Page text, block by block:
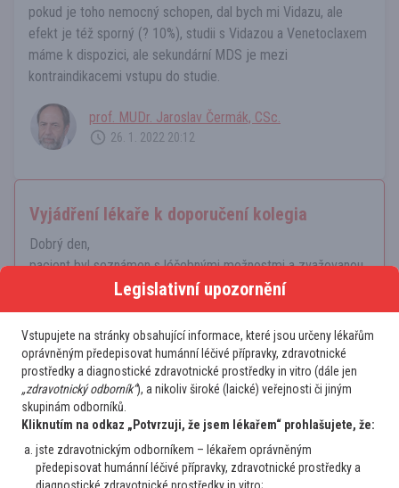
pokud je toho nemocný schopen, dal bych mi Vidazu, ale
efekt je též sporný (? 10%), studii s Vidazou a Venetoclaxem
máme k dispozici, ale sekundární MDS je mezi
kontraindikacemi vstupu do studie.
prof. MUDr. Jaroslav Čermák, CSc.
26. 1. 2022 20:12
Vyjádření lékaře k doporučení kolegia
Dobrý den,
pacient byl seznámen s léčebnými možnostmi a zvažovanou
konsultaci stran léčby azacytidinem odmítl, preferuje
substituční a podpůrnou léčbu.
Děkuji za vaše názory a spolupráci.
Tazatel byl s doporučeními spokojen
Na doplněnou žádost bohužel musím reagovat stejně,
nemocný je indikován k léčbě Vidazou pokud je v dobrém
stavu, cytopenii nevidím jako zásadní překážku léčby, léčbu
Legislativní upozornění
Vstupujete na stránky obsahující informace, které jsou určeny lékařům
oprávněným předepisovat humánní léčivé přípravky, zdravotnické
prostředky a diagnostické zdravotnické prostředky in vitro (dále jen
„zdravotnický odborník“), a nikoliv široké (laické) veřejnosti či jiným
skupinám odborníků.
Kliknutím na odkaz „Potvrzuji, že jsem lékařem“ prohlašujete, že:
jste zdravotnickým odborníkem – lékařem oprávněným
předepisovat humánní léčivé přípravky, zdravotnické prostředky a